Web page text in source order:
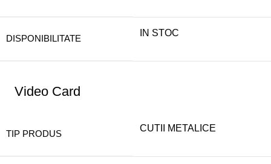
DISPONIBILITATE
IN STOC
Video Card
TIP PRODUS
CUTII METALICE